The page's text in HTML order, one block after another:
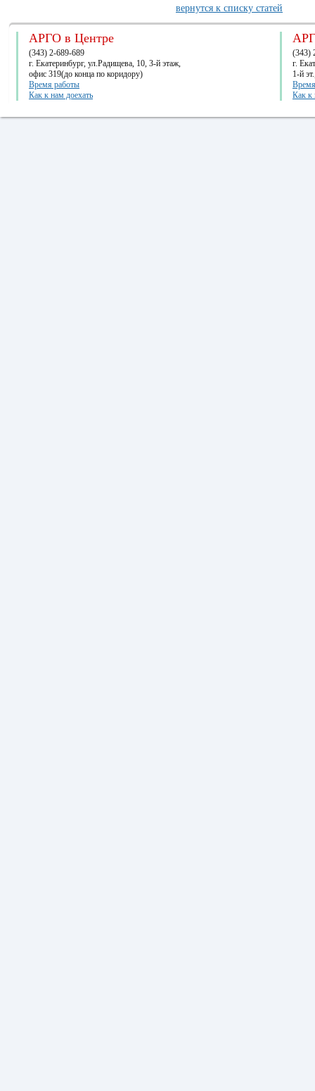
вернутся к списку статей
АРГО в Центре
(343) 2-689-689
г. Екатеринбург, ул.Радищева, 10, 3-й этаж,
офис 319(до конца по коридору)
Время работы
Как к нам доехать
(343)
г.
1-й
Как к